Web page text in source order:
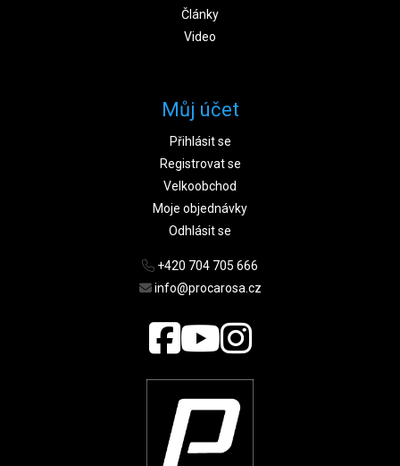
Články
Video
Můj účet
Přihlásit se
Registrovat se
Velkoobchod
Moje objednávky
Odhlásit se
+420 704 705 666
info@procarosa.cz